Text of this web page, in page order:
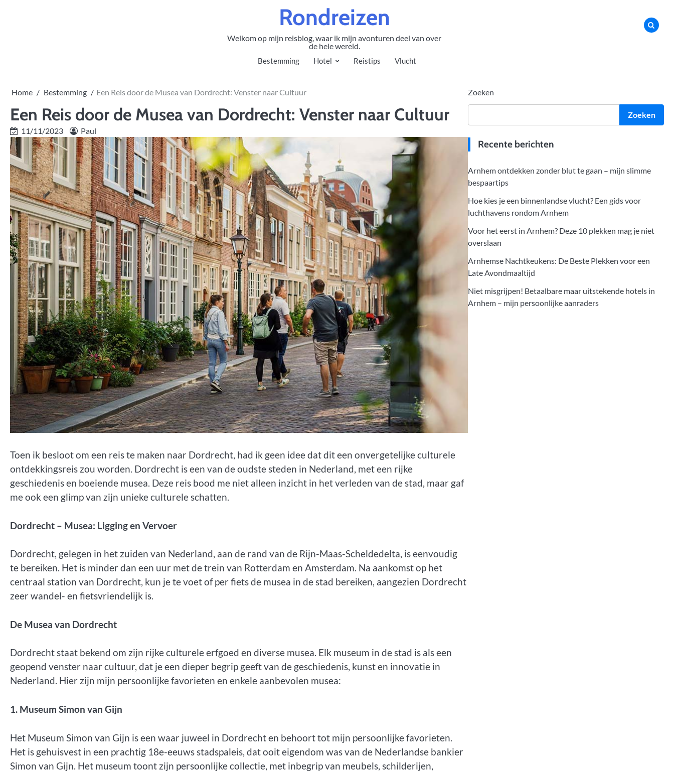
Rondreizen
Welkom op mijn reisblog, waar ik mijn avonturen deel van over
de hele wereld.
Bestemming Hotel Reistips Vlucht
Home Bestemming Een Reis door de Musea van Dordrecht: Venster naar Cultuur
Een Reis door de Musea van Dordrecht: Venster naar Cultuur
11/11/2023 Paul
Toen ik besloot om een reis te maken naar Dordrecht, had ik geen idee dat dit een onvergetelijke culturele
ontdekkingsreis zou worden. Dordrecht is een van de oudste steden in Nederland, met een rijke
geschiedenis en boeiende musea. Deze reis bood me niet alleen inzicht in het verleden van de stad, maar gaf
me ook een glimp van zijn unieke culturele schatten.
Dordrecht – Musea: Ligging en Vervoer
Dordrecht, gelegen in het zuiden van Nederland, aan de rand van de Rijn-Maas-Scheldedelta, is eenvoudig
te bereiken. Het is minder dan een uur met de trein van Rotterdam en Amsterdam. Na aankomst op het
centraal station van Dordrecht, kun je te voet of per fiets de musea in de stad bereiken, aangezien Dordrecht
zeer wandel- en fietsvriendelijk is.
De Musea van Dordrecht
Dordrecht staat bekend om zijn rijke culturele erfgoed en diverse musea. Elk museum in de stad is als een
geopend venster naar cultuur, dat je een dieper begrip geeft van de geschiedenis, kunst en innovatie in
Nederland. Hier zijn mijn persoonlijke favorieten en enkele aanbevolen musea:
1. Museum Simon van Gijn
Het Museum Simon van Gijn is een waar juweel in Dordrecht en behoort tot mijn persoonlijke favorieten.
Het is gehuisvest in een prachtig 18e-eeuws stadspaleis, dat ooit eigendom was van de Nederlandse bankier
Simon van Gijn. Het museum toont zijn persoonlijke collectie, met inbegrip van meubels, schilderijen,
Zoeken
Zoeken
Recente berichten
Arnhem ontdekken zonder blut te gaan – mijn slimme
bespaartips
Hoe kies je een binnenlandse vlucht? Een gids voor
luchthavens rondom Arnhem
Voor het eerst in Arnhem? Deze 10 plekken mag je niet
overslaan
Arnhemse Nachtkeukens: De Beste Plekken voor een
Late Avondmaaltijd
Niet misgrijpen! Betaalbare maar uitstekende hotels in
Arnhem – mijn persoonlijke aanraders